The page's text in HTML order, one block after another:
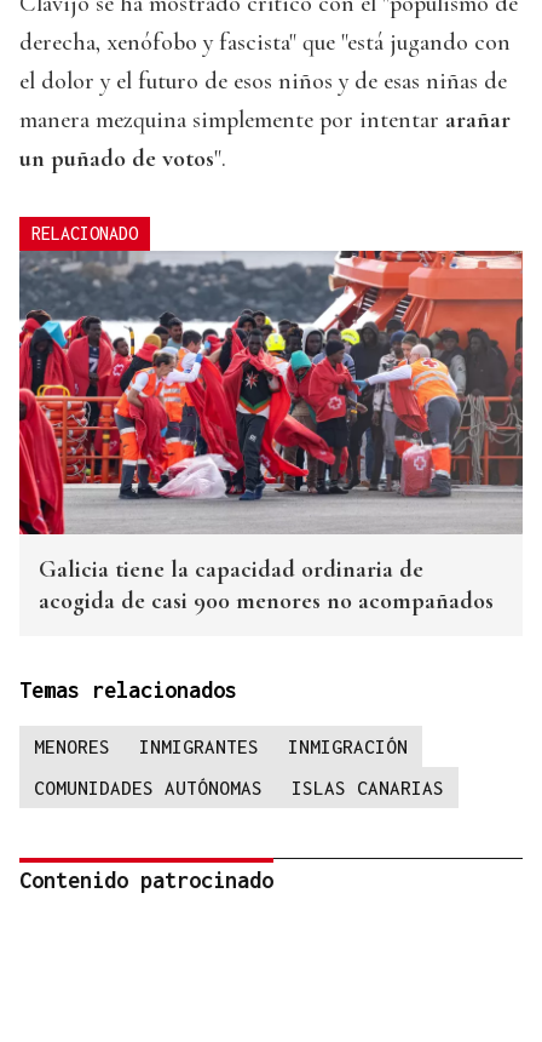
derecha, xenófobo y fascista" que "está jugando con
el dolor y el futuro de esos niños y de esas niñas de
manera mezquina simplemente por intentar arañar
un puñado de votos".
RELACIONADO
Galicia tiene la capacidad ordinaria de
acogida de casi 900 menores no acompañados
Temas relacionados
MENORES INMIGRANTES
INMIGRACIÓN
COMUNIDADES AUTÓNOMAS
ISLAS CANARIAS
Contenido patrocinado